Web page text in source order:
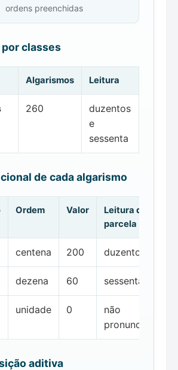
ordens preenchidas
por classes
Algarismos Leitura
260
duzentos
e
sessenta
de cada algarismo
Ordem Valor
Leitura da
parcela
centena 200 duzentos
dezena 60 sessenta
unidade 0
não
pronunciada
aditiva